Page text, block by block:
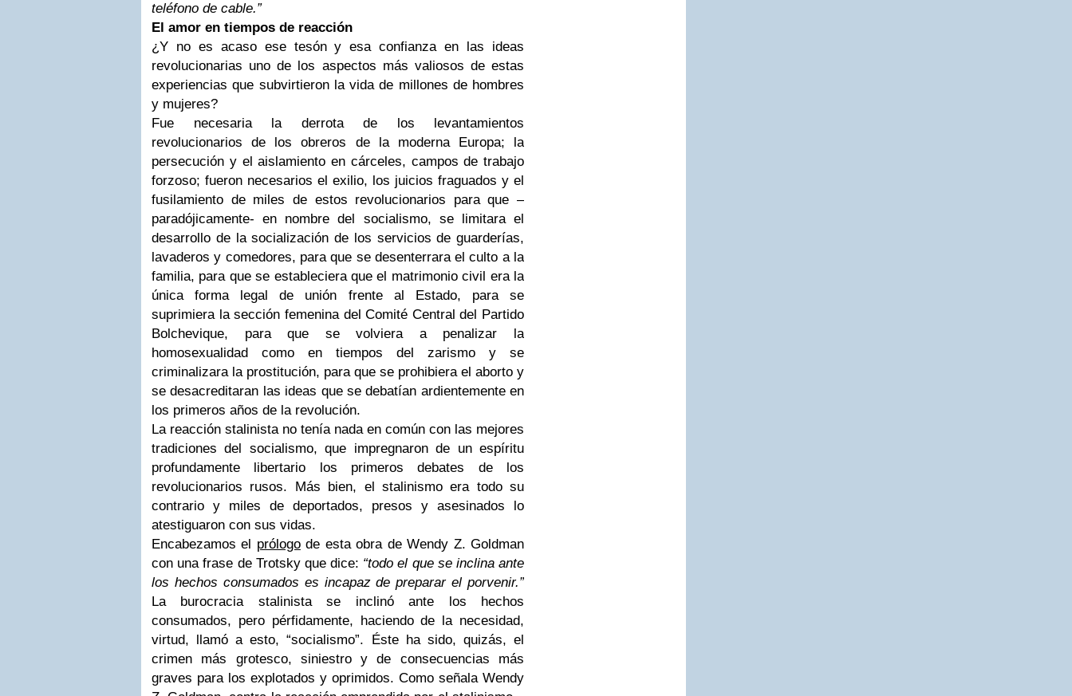
teléfono de cable.”
El amor en tiempos de reacción
¿Y no es acaso ese tesón y esa confianza en las ideas
revolucionarias uno de los aspectos más valiosos de estas
experiencias que subvirtieron la vida de millones de hombres
y mujeres?
Fue necesaria la derrota de los levantamientos
revolucionarios de los obreros de la moderna Europa; la
persecución y el aislamiento en cárceles, campos de trabajo
forzoso; fueron necesarios el exilio, los juicios fraguados y el
fusilamiento de miles de estos revolucionarios para que –
paradójicamente- en nombre del socialismo, se limitara el
desarrollo de la socialización de los servicios de guarderías,
lavaderos y comedores, para que se desenterrara el culto a la
familia, para que se estableciera que el matrimonio civil era la
única forma legal de unión frente al Estado, para se
suprimiera la sección femenina del Comité Central del Partido
Bolchevique, para que se volviera a penalizar la
homosexualidad como en tiempos del zarismo y se
criminalizara la prostitución, para que se prohibiera el aborto y
se desacreditaran las ideas que se debatían ardientemente en
los primeros años de la revolución.
La reacción stalinista no tenía nada en común con las mejores
tradiciones del socialismo, que impregnaron de un espíritu
profundamente libertario los primeros debates de los
revolucionarios rusos. Más bien, el stalinismo era todo su
contrario y miles de deportados, presos y asesinados lo
atestiguaron con sus vidas.
Encabezamos el prólogode esta obra de Wendy Z. Goldman
con una frase de Trotsky que dice: “todo el que se inclina ante
los hechos consumados es incapaz de preparar el porvenir.”
La burocracia stalinista se inclinó ante los hechos
consumados, pero pérfidamente, haciendo de la necesidad,
virtud, llamó a esto, “socialismo”. Éste ha sido, quizás, el
crimen más grotesco, siniestro y de consecuencias más
graves para los explotados y oprimidos. Como señala Wendy